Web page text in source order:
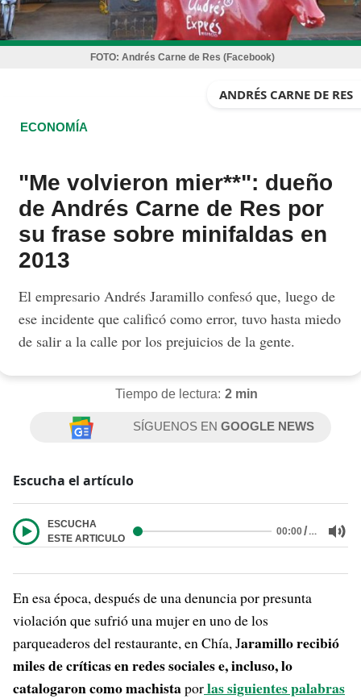
FOTO: Andrés Carne de Res (Facebook)
ANDRÉS CARNE DE RES
ECONOMÍA
"Me volvieron mier**": dueño
de Andrés Carne de Res por
su frase sobre minifaldas en
2013
El empresario Andrés Jaramillo confesó que, luego de
ese incidente que calificó como error, tuvo hasta miedo
de salir a la calle por los prejuicios de la gente.
Tiempo de lectura: 2 min
SÍGUENOS ENGOOGLE NEWS
Escucha el artículo
ESCUCHA
ESTE ARTICULO
00:00/…
En esa época, después de una denuncia por presunta
violación que sufrió una mujer en uno de los
parqueaderos del restaurante, en Chía, Jaramillo recibió
miles de críticas en redes sociales e, incluso, lo
catalogaron como machistaporlas siguientes palabras